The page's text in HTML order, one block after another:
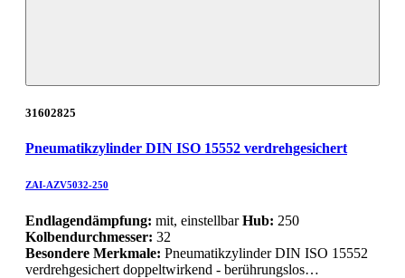
31602825
Pneumatikzylinder DIN ISO 15552 verdrehgesichert
ZAI-AZV5032-250
Endlagendämpfung: mit, einstellbarHub: 250
Kolbendurchmesser: 32
Besondere Merkmale: Pneumatikzylinder DIN ISO 15552
verdrehgesichert doppeltwirkend - berührungslos…